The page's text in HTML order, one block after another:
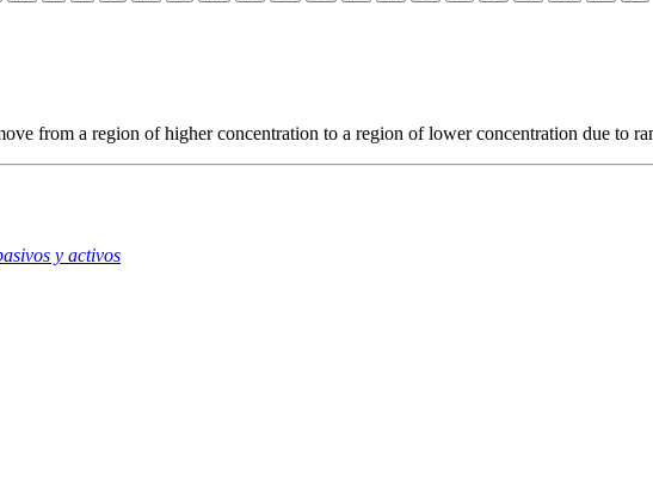
from a region of higher concentration to a region of lower concentration due to
y activos